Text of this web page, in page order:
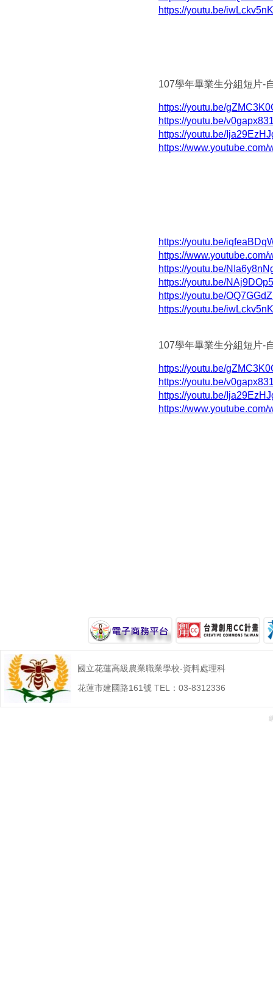
https://youtu.be/
107學年畢業生分組短片-
https://youtu.be/
https://youtu.be/
https://youtu.be/
https://
https://youtu.be/
https://
https://youtu.be/
https://youtu.be/
https://youtu.be/
https://youtu.be/
107學年畢業生分組短片-
https://youtu.be/
https://youtu.be/
https://youtu.be/
https://
國立花蓮高級農業職業學校-資料處理科
花蓮市建國路161號 TEL：03-8312336